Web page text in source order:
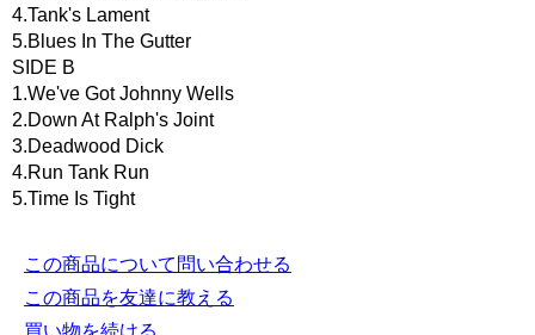
4.Tank's Lament
5.Blues In The Gutter
SIDE B
1.We've Got Johnny Wells
2.Down At Ralph's Joint
3.Deadwood Dick
4.Run Tank Run
5.Time Is Tight
この商品について問い合わせる
この商品を友達に教える
買い物を続ける